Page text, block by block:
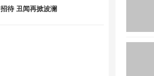
招待 丑闻再掀波澜